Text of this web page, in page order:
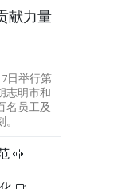
献力量
日举行第
志明市和
名员工及